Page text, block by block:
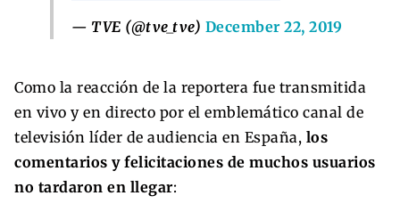
— TVE (@tve_tve) December 22, 2019
Como la reacción de la reportera fue transmitida
en vivo y en directo por el emblemático canal de
televisión líder de audiencia en España, los
comentarios y felicitaciones de muchos usuarios
no tardaron en llegar: